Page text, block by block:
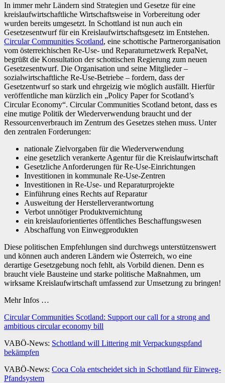
In immer mehr Ländern sind Strategien und Gesetze für eine
kreislaufwirtschaftliche Wirtschaftsweise in Vorbereitung oder
wurden bereits umgesetzt. In Schottland ist nun auch ein
Gesetzesentwurf für ein Kreislaufwirtschaftsgesetz im Entstehen.
Circular Communities Scotland, eine schottische Partnerorganisation
vom österreichischen Re-Use- und Reparaturnetzwerk RepaNet,
begrüßt die Konsultation der schottischen Regierung zum neuen
Gesetzesentwurf. Die Organisation und seine Mitglieder –
sozialwirtschaftliche Re-Use-Betriebe – fordern, dass der
Gesetzentwurf so stark und ehrgeizig wie möglich ausfällt. Hierfür
veröffentliche man kürzlich ein „Policy Paper for Scotland’s
Circular Economy“. Circular Communities Scotland betont, dass es
eine mutige Politik der Wiederverwendung braucht und der
Ressourcenverbrauch im Zentrum des Gesetzes stehen muss. Unter
den zentralen Forderungen:
nationale Zielvorgaben für die Wiederverwendung
eine gesetzlich verankerte Agentur für die Kreislaufwirtschaft
Gesetzliche Anforderungen für Re-Use-Einrichtungen
Investitionen in kommunale Re-Use-Zentren
Investitionen in Re-Use- und Reparaturprojekte
Einführung eines Rechts auf Reparatur
Ausweitung der Herstellerverantwortung
Verbot unnötiger Produktvernichtung
ein kreislauforientiertes öffentliches Beschaffungswesen
Abschaffung von Einwegprodukten
Diese politischen Empfehlungen sind durchwegs unterstützenswert
und können auch anderen Ländern wie Österreich, wo eine
derartige Gesetzgebung noch fehlt, als Vorbild dienen. Denn es
braucht viele Bausteine und starke politische Maßnahmen, um
wirksame Kreislaufwirtschaft umfassend zur Umsetzung zu bringen!
Mehr Infos …
Circular Communities Scotland: Support our call for a strong and
ambitious circular economy bill
VABÖ-News: Schottland will Littering mit Verpackungspfand
bekämpfen
VABÖ-News: Coca Cola entscheidet sich in Schottland für Einweg-
Pfandsystem